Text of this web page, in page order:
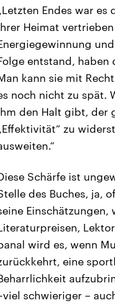
Endes war
Heimat
entstand,
kann sie mit
noch nicht zu spät.
den Halt gibt, der
zu
Schärfe ist
des Buches, ja,
Einschätzungen,
wird es, wenn
eine
schwieriger –